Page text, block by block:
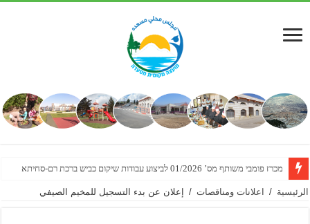
מכרז פומבי משותף מס’ 01/2026 לביצוע עבודות שיקום כביש ברכת רם-סחיתא
הזמנה להגשת הצעות מחיר למתן שירותי מדידת מצב קיים לצורך תכנון מפורט
الرئيسية / اعلانات ومناقصات / إعلان عن بدء التسجيل للمخيم الصيفي